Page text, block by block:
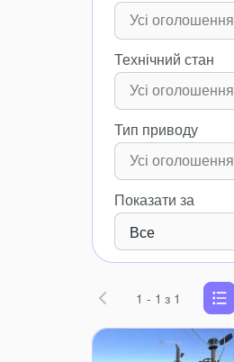
Усі оголошення
Технічний стан
Усі оголошення
Тип приводу
Усі оголошення
Показати за
Все
1 - 1 з 1